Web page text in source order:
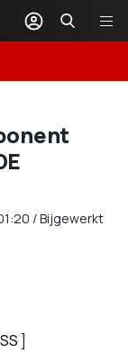
/Bijgewerkt
]